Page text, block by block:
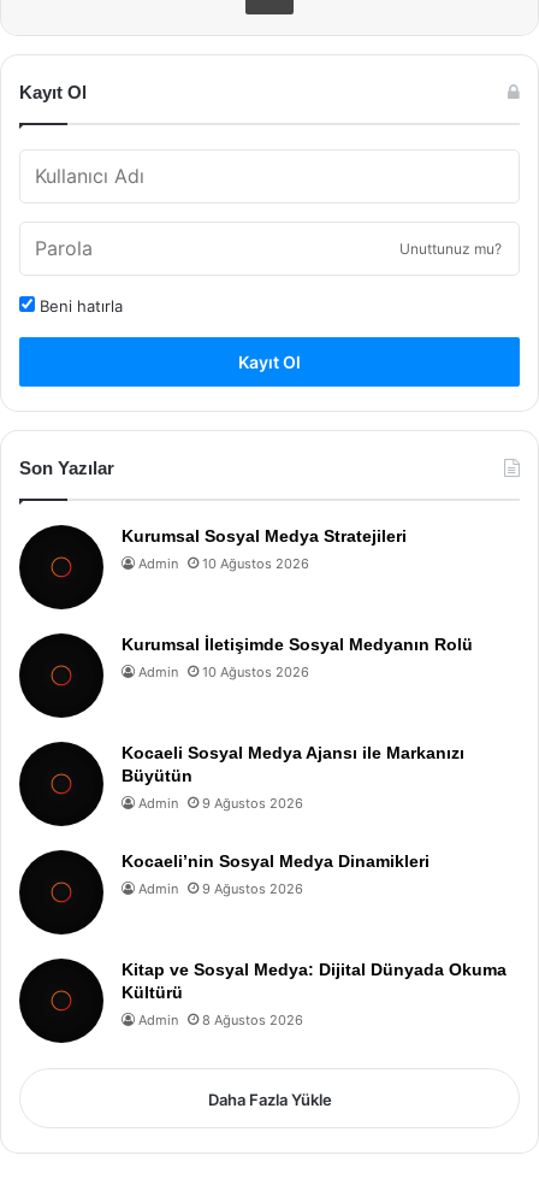
Kayıt Ol
Unuttunuz mu?
Beni hatırla
Kayıt Ol
Son Yazılar
Kurumsal Sosyal Medya Stratejileri
Admin 10 Ağustos 2026
Kurumsal İletişimde Sosyal Medyanın Rolü
Admin 10 Ağustos 2026
Kocaeli Sosyal Medya Ajansı ile Markanızı
Büyütün
Admin 9 Ağustos 2026
Kocaeli’nin Sosyal Medya Dinamikleri
Admin 9 Ağustos 2026
Kitap ve Sosyal Medya: Dijital Dünyada Okuma
Kültürü
Admin 8 Ağustos 2026
Daha Fazla Yükle